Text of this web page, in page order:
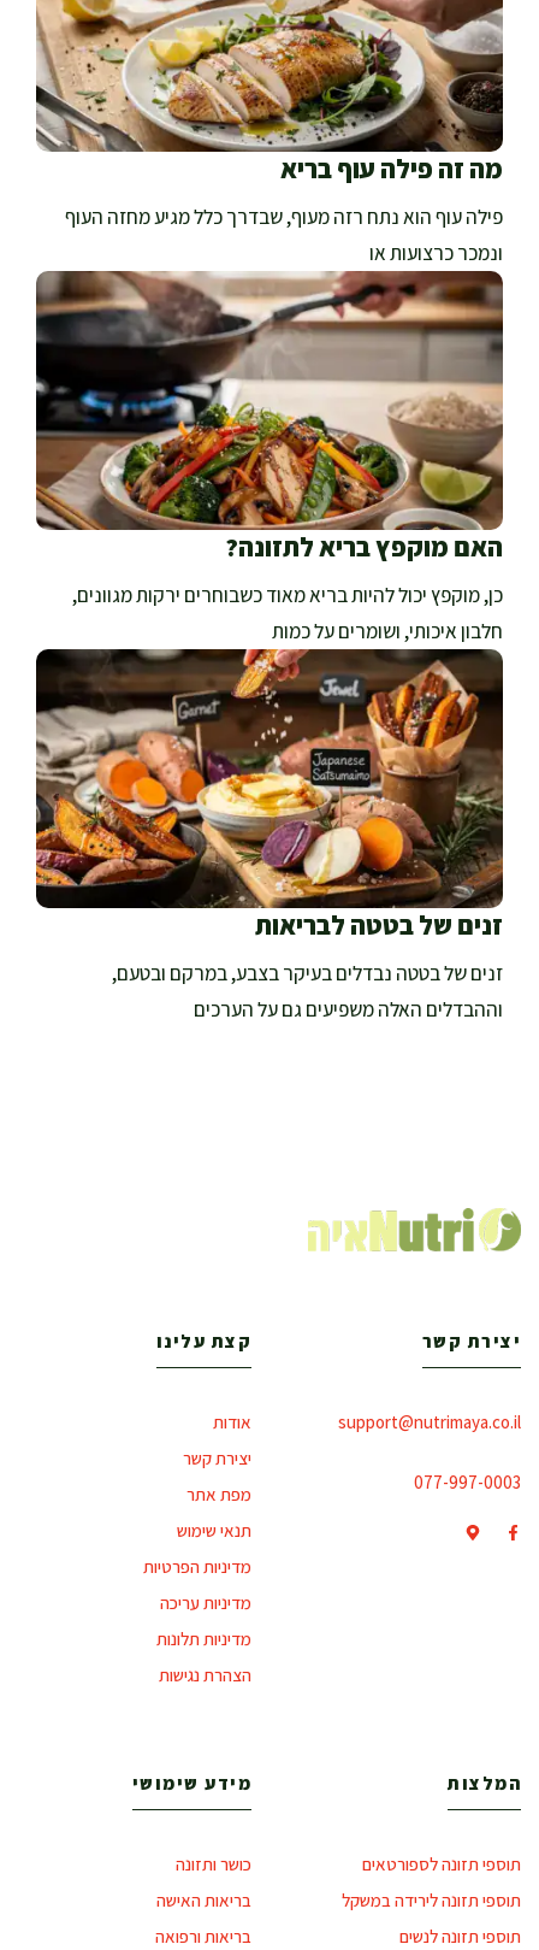
מה זה פילה עוף בריא
פילה עוף הוא נתח רזה מעוף, שבדרך כלל מגיע מחזה העוף
ונמכר כרצועות או
האם מוקפץ בריא לתזונה?
כן, מוקפץ יכול להיות בריא מאוד כשבוחרים ירקות מגוונים,
חלבון איכותי, ושומרים על כמות
זנים של בטטה לבריאות
זנים של בטטה נבדלים בעיקר בצבע, במרקם ובטעם,
וההבדלים האלה משפיעים גם על הערכים
יצירת קשר
support@nutrimaya.co.il
077-997-0003
קצת עלינו
אודות
יצירת קשר
מפת אתר
תנאי שימוש
מדיניות הפרטיות
מדיניות עריכה
מדיניות תלונות
הצהרת נגישות
המלצות
תוספי תזונה לספורטאים
תוספי תזונה לירידה במשקל
תוספי תזונה לנשים
מידע שימושי
כושר ותזונה
בריאות האישה
בריאות ורפואה